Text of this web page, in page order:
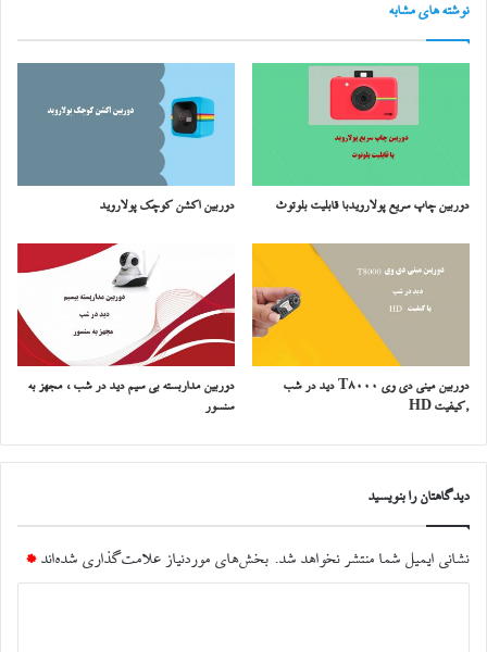
نوشته های مشابه
دوربین چاپ سریع پولارویدبا قابلیت بلوتوث دوربین اکشن کوچک پولاروید
دوربین مینی دی وی T8000 دید در شب
,کیفیت HD
دوربین مداربسته بی سیم دید در شب ، مجهز به
سنسور
دیدگاهتان را بنویسید
نشانی ایمیل شما منتشر نخواهد شد. بخش‌های موردنیاز علامت‌گذاری شده‌اند *